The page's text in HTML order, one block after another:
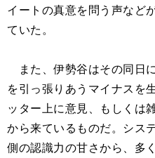
イートの真意を問う声など
ていた。
また、伊勢谷はその同日
を引っ張りあうマイナスを
ッター上に意見、もしくは
から来ているものだ。シス
側の認識力の甘さから、多